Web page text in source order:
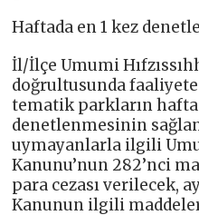
Haftada en 1 kez
İl/İlçe Umumi
doğrultusunda
tematik parkların
denetlenmesinin
uymayanlarla ilgili
Kanunu’nun 282’nci
para cezası verilecek,
Kanunun ilgili